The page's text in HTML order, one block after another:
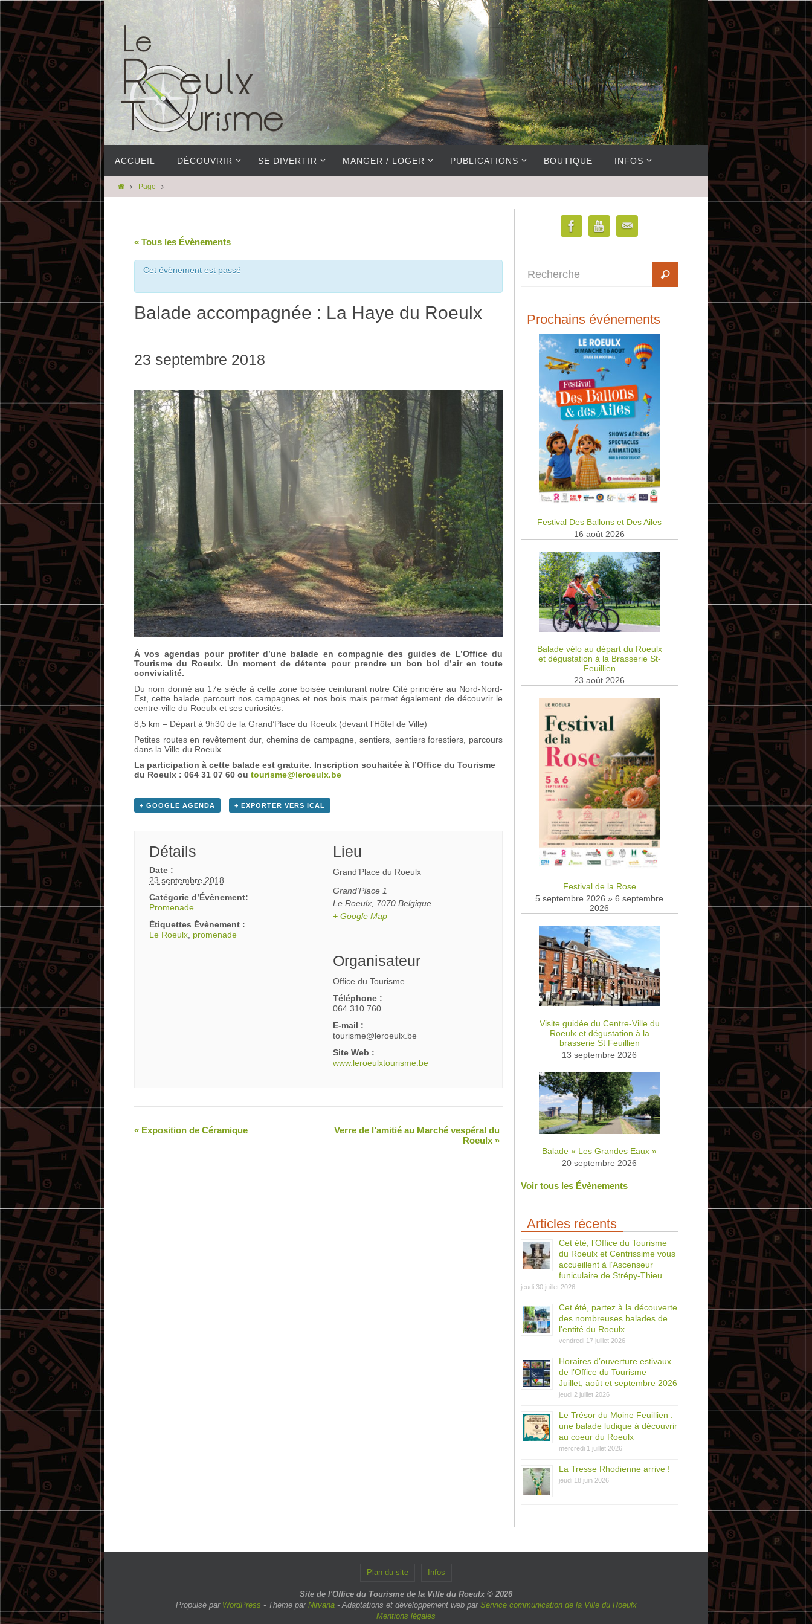
ACCUEIL DÉCOUVRIR SE DIVERTIR MANGER / LOGER PUBLICATIONS BOUTIQUE INFOS
Page
« Tous les Évènements
Cet évènement est passé
Balade accompagnée : La Haye du Roeulx
23 septembre 2018
À vos agendas pour profiter d’une balade en compagnie des guides de L’Office du
Tourisme du Roeulx. Un moment de détente pour prendre un bon bol d’air en toute
convivialité.
Du nom donné au 17e siècle à cette zone boisée ceinturant notre Cité princière au Nord-Nord-
Est, cette balade parcourt nos campagnes et nos bois mais permet également de découvrir le
centre-ville du Roeulx et ses curiosités.
8,5 km – Départ à 9h30 de la Grand’Place du Roeulx (devant l’Hôtel de Ville)
Petites routes en revêtement dur, chemins de campagne, sentiers, sentiers forestiers, parcours
dans la Ville du Roeulx.
La participation à cette balade est gratuite. Inscription souhaitée à l’Office du Tourisme
du Roeulx : 064 31 07 60 ou tourisme@leroeulx.be
+ GOOGLE AGENDA + EXPORTER VERS ICAL
Détails
Date :
23 septembre 2018
Catégorie d’Évènement:
Promenade
Étiquettes Évènement :
Le Roeulx promenade
Lieu
Grand’Place du Roeulx
Grand'Place 1
Le Roeulx 7070 Belgique
+ Google Map
Organisateur
Office du Tourisme
Téléphone :
064 310 760
E-mail :
tourisme@leroeulx.be
Site Web :
www.leroeulxtourisme.be
« Exposition de Céramique
Verre de l’amitié au Marché vespéral du
Roeulx »
Prochains événements
Festival Des Ballons et Des Ailes
16 août 2026
Balade vélo au départ du Roeulx
et dégustation à la Brasserie St-
Feuillien
23 août 2026
Festival de la Rose
5 septembre 2026 » 6 septembre
2026
Visite guidée du Centre-Ville du
Roeulx et dégustation à la
brasserie St Feuillien
13 septembre 2026
Balade « Les Grandes Eaux »
20 septembre 2026
Voir tous les Évènements
Articles récents
Cet été, l’Office du Tourisme
du Roeulx et Centrissime vous
accueillent à l’Ascenseur
funiculaire de Strépy-Thieu
jeudi 30 juillet 2026
Cet été, partez à la découverte
des nombreuses balades de
l’entité du Roeulx
vendredi 17 juillet 2026
Horaires d’ouverture estivaux
de l’Office du Tourisme –
Juillet, août et septembre 2026
jeudi 2 juillet 2026
Le Trésor du Moine Feuillien :
une balade ludique à découvrir
au coeur du Roeulx
mercredi 1 juillet 2026
La Tresse Rhodienne arrive !
jeudi 18 juin 2026
Plan du site Infos
Site de l'Office du Tourisme de la Ville du Roeulx © 2026
Propulsé par WordPress - Thème par Nirvana- Adaptations et développement web par Service communication de la Ville du Roeulx
Mentions légales